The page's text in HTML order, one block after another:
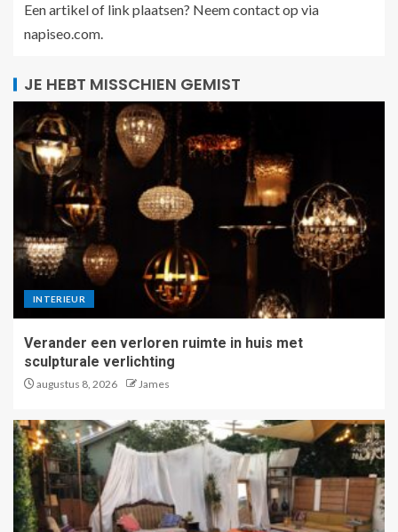
Een artikel of link plaatsen? Neem contact op via
napiseo.com.
JE HEBT MISSCHIEN GEMIST
INTERIEUR
Verander een verloren ruimte in huis met
sculpturale verlichting
augustus 8, 2026 James